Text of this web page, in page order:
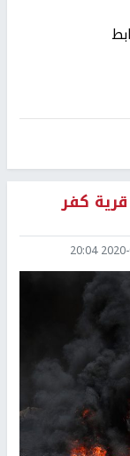
كفر
2020-